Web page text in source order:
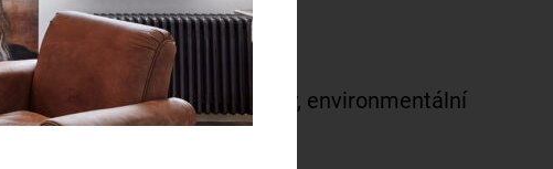
a týmovou spolupráci;
architektury, přírodovědy, environmentální